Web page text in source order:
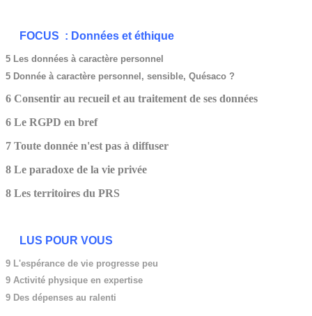
FOCUS : Données et éthique
5 Les données à caractère personnel
5 Donnée à caractère personnel, sensible, Quésaco ?
6 Consentir au recueil et au traitement de ses données
6 Le RGPD en bref
7 Toute donnée n'est pas à diffuser
8 Le paradoxe de la vie privée
8 Les territoires du PRS
LUS POUR VOUS
9 L'espérance de vie progresse peu
9 Activité physique en expertise
9 Des dépenses au ralenti